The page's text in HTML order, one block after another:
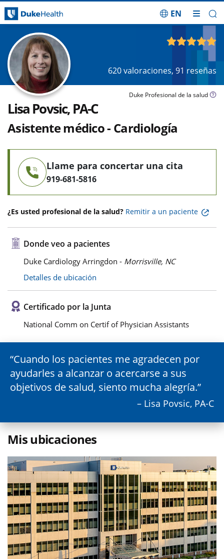
EN
620valoraciones, 91 reseñas
Duke Profesional de la salud
Lisa Povsic, PA-C
Asistente médico - Cardiología
Llame para concertar una cita
919-681-5816
¿Es usted profesional de la salud? Remitir a un paciente
Donde veo a pacientes
Duke Cardiology Arringdon - Morrisville, NC
Detalles de ubicación
Certificado por la Junta
National Comm on Certif of Physician Assistants
Cuando los pacientes me agradecen por
ayudarles a alcanzar o acercarse a sus
objetivos de salud, siento mucha alegría.
– Lisa Povsic, PA-C
Mis ubicaciones